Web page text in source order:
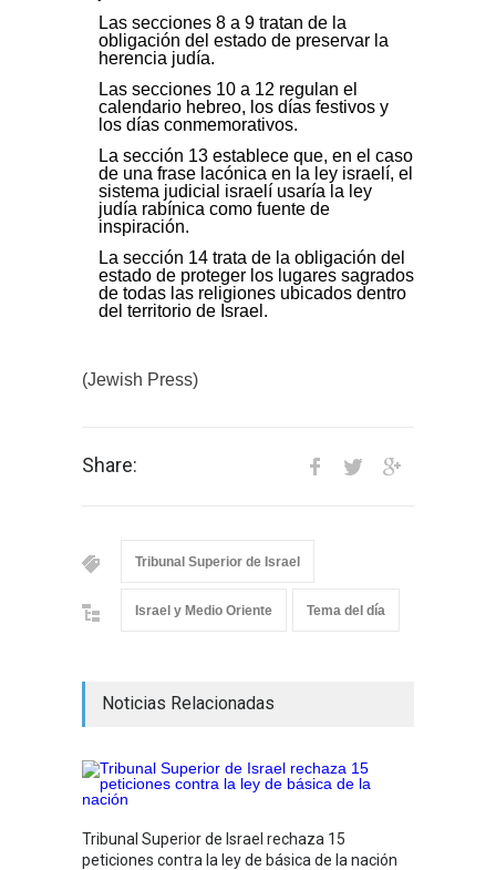
Las secciones 8 a 9 tratan de la
obligación del estado de preservar la
herencia judía.
Las secciones 10 a 12 regulan el
calendario hebreo, los días festivos y
los días conmemorativos.
La sección 13 establece que, en el caso
de una frase lacónica en la ley israelí, el
sistema judicial israelí usaría la ley
judía rabínica como fuente de
inspiración.
La sección 14 trata de la obligación del
estado de proteger los lugares sagrados
de todas las religiones ubicados dentro
del territorio de Israel.
(Jewish Press)
Share:
Tribunal Superior de Israel
Israel y Medio Oriente Tema del día
Noticias Relacionadas
Tribunal Superior de Israel rechaza 15
peticiones contra la ley de básica de la nación